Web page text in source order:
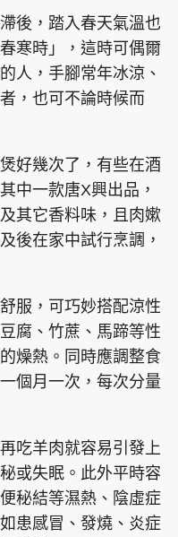
星島日報
JobMarket
得轉載
後，踏入春天氣溫也
寒時」，這時可偶爾
人，手腳常年冰涼、
，也可不論時候而
好幾次了，有些在酒
中一款唐X興出品，
其它香料味，且肉嫰
後在家中試行烹調，
服，可巧妙搭配涼性
腐、竹蔗、馬蹄等性
燥熱。同時應調整食
個月一次，每次分量
吃羊肉就容易引發上
或失眠。此外平時容
秘結等濕熱、陰虛症
患感冒、發燒、炎症